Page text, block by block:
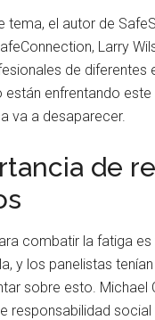
tema, el autor de
Larry
de diferentes
enfrentando este
va a desaparecer.
de
combatir la fatiga
y los panelistas
sobre esto. Michael
responsabilidad social